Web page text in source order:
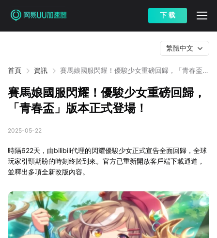
下 载
首頁 資訊
賽馬娘國服閃耀！優駿少女重磅回歸，「青春盃」
繁體中文
賽馬娘國服閃耀！優駿少女重磅回歸，
「青春盃」版本正式登場！
2025-05-22
時隔622天，由bilibili代理的閃耀優駿少女正式宣告全面回歸，全球
玩家引頸期盼的時刻終於到來。官方已重新開放客戶端下載通道，
並釋出多項全新改版內容。